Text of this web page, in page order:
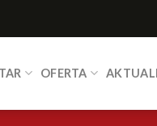
OFERTA